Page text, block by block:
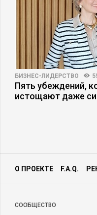
БИЗНЕС-ЛИДЕРСТВО
Пять убеждений,
истощают даже
О ПРОЕКТЕ F.A.Q.
CООБЩЕСТВО